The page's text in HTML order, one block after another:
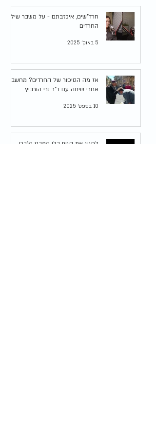
חרד"שים, איכזבתם - על משבר שילוב
החרדים
5 באוק׳ 2025
אז מה הסיפור של החרדים? מחשבות
אחרי שיחה עם ד"ר נרי הורביץ
10 בספט׳ 2025
לחגוג את הגוף בלי המבט הגברי